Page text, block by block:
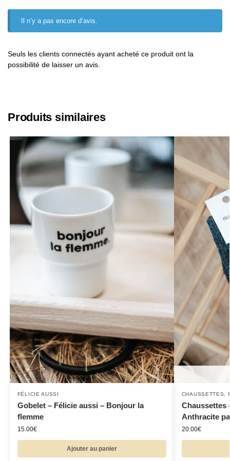
Il n’y a pas encore d’avis.
Seuls les clients connectés ayant acheté ce produit ont la
possibilité de laisser un avis.
Produits similaires
FÉLICIE AUSSI
Gobelet – Félicie aussi – Bonjour la
flemme
15.00€
Ajouter au panier
CHAUSSETTES
Chaussettes
Anthracite
20.00€